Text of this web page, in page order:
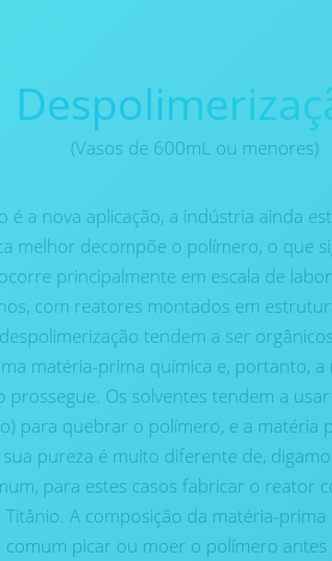
(Vasos de 600mL ou menores)
é a nova aplicação, a indústria ainda
melhor decompõe o polímero, o que
principalmente em escala de
com reatores montados em
tendem a ser
matéria-prima química e, portanto, a
prossegue. Os solventes tendem a
para quebrar o polímero, e a matéria
pureza é muito diferente de,
para estes casos fabricar o reator
Titânio. A composição da matéria-
comum picar ou moer o polímero